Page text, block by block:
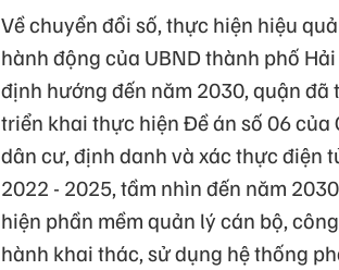
Về chuyển đổi số, thực hiện hiệu
hành động của UBND thành phố
định hướng đến năm 2030, quận đã
triển khai thực hiện Đề án số 06
dân cư, định danh và xác thực điện
2022 - 2025, tầm nhìn đến năm
hiện phần mềm quản lý cán bộ,
hành khai thác, sử dụng hệ thống